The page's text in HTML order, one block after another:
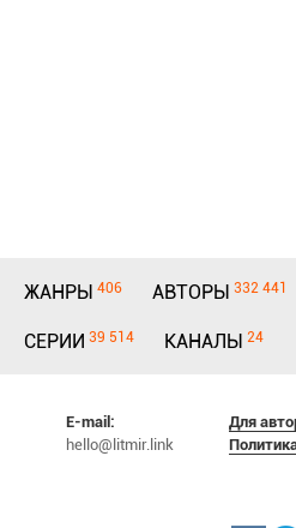
ЖАНРЫ 406 АВТОРЫ 332 441
СЕРИИ 39 514 КАНАЛЫ 24
E-mail:
hello@litmir.link
Для